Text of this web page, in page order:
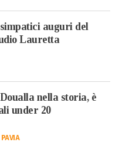
auguri del
Lauretta
nella storia, è
under 20